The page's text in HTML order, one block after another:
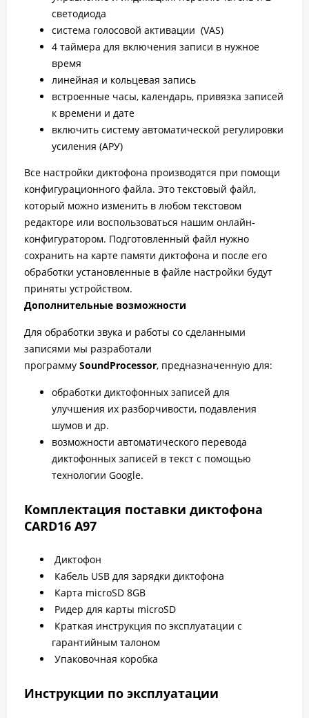
светодиода
cистема голосовой активации (VAS)
4 таймера для включения записи в нужное
время
линейная и кольцевая запись
встроенные часы, календарь, привязка записей
к времени и дате
включить систему автоматической регулировки
усиления (АРУ)
Все настройки диктофона производятся при помощи
конфигурационного файла. Это текстовый файл,
который можно изменить в любом текстовом
редакторе или воспользоваться нашим онлайн-
конфигуратором. Подготовленный файл нужно
сохранить на карте памяти диктофона и после его
обработки установленные в файле настройки будут
приняты устройством.
Дополнительные возможности
Для обработки звука и работы со сделанными
записями мы разработали
программу SoundProcessor, предназначенную для:
обработки диктофонных записей для
улучшения их разборчивости, подавления
шумов и др.
возможности автоматического перевода
диктофонных записей в текст с помощью
технологии Google.
Комплектация поставки диктофона
CARD16 A97
Диктофон
Кабель USB для зарядки диктофона
Карта microSD 8GB
Ридер для карты microSD
Краткая инструкция по эксплуатации с
гарантийным талоном
Упаковочная коробка
Инструкции по эксплуатации